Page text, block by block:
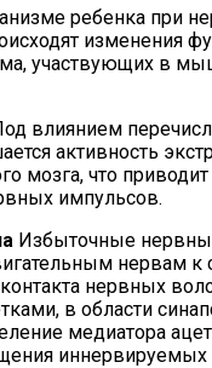
ребенка при
изменения
участвующих в
влиянием
активность
мозга, что
импульсов.
Избыточные
нервам
нервных
в области
медиатора